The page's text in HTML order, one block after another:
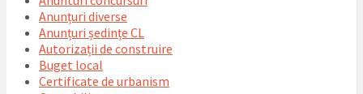
Anunțuri diverse
Anunțuri ședințe CL
Autorizații de construire
Buget local
Certificate de urbanism